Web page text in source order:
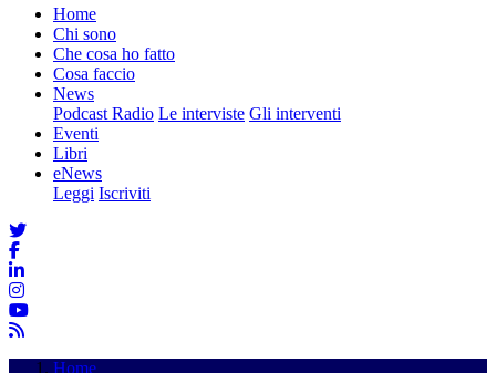
Home
Chi sono
Che cosa ho fatto
Cosa faccio
News
Podcast Radio Le interviste Gli interventi
Eventi
Libri
eNews
Leggi Iscriviti
Home